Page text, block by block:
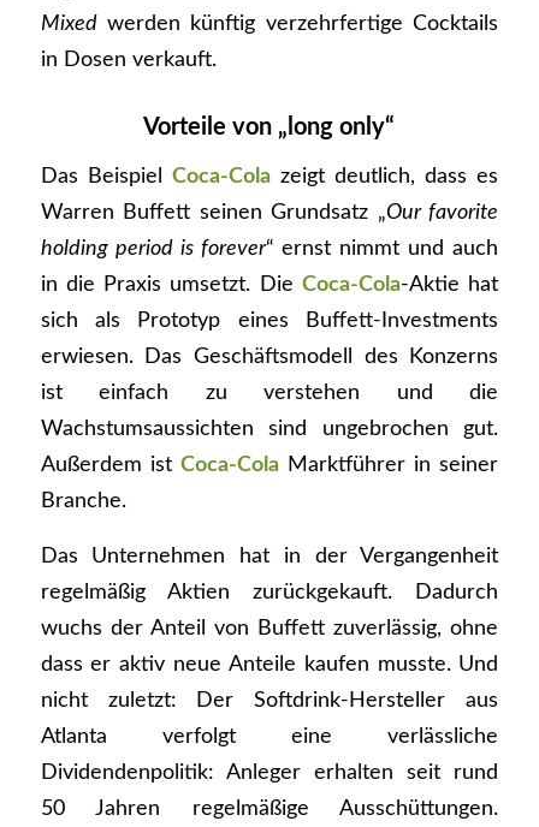
Mixedwerden künftig verzehrfertige Cocktails
in Dosen verkauft.
Vorteile von „long only“
Das Beispiel Coca-Colazeigt deutlich, dass es
Warren Buffett seinen Grundsatz „Our favorite
holding period is forever“ ernst nimmt und auch
in die Praxis umsetzt. DieCoca-Cola-Aktie hat
sich als Prototyp eines Buffett-Investments
erwiesen. Das Geschäftsmodell des Konzerns
ist einfach zu verstehen und die
Wachstumsaussichten sind ungebrochen gut.
Außerdem ist Coca-ColaMarktführer in seiner
Branche.
Das Unternehmen hat in der Vergangenheit
regelmäßig Aktien zurückgekauft. Dadurch
wuchs der Anteil von Buffett zuverlässig, ohne
dass er aktiv neue Anteile kaufen musste. Und
nicht zuletzt: Der Softdrink-Hersteller aus
Atlanta verfolgt eine verlässliche
Dividendenpolitik: Anleger erhalten seit rund
50 Jahren regelmäßige Ausschüttungen.